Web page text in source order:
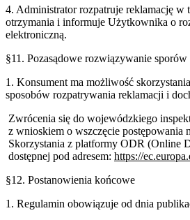
4. Administrator rozpatruje reklamację w
otrzymania i informuje Użytkownika o
elektroniczną.
§11. Pozasądowe rozwiązywanie sporów
1. Konsument ma możliwość
sposobów rozpatrywania reklamacji i
Zwrócenia się do wojewódzkiego
z wnioskiem o wszczęcie postępowania
Skorzystania z platformy ODR (Online
dostępnej pod adresem: https://
§12. Postanowienia końcowe
1. Regulamin obowiązuje od dnia